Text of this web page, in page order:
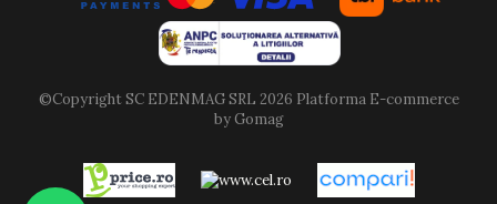
©Copyright SC EDENMAG SRL 2026 Platforma E-commerce
by Gomag